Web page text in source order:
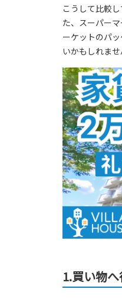
こうして比較
た、スーパー
ーケットのパ
いかもしれませ
1.買い物